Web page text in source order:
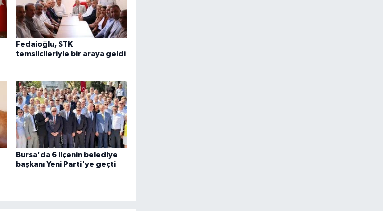
Fedaioğlu, STK
temsilcileriyle bir araya geldi
Bursa'da 6 ilçenin belediye
başkanı Yeni Parti'ye geçti